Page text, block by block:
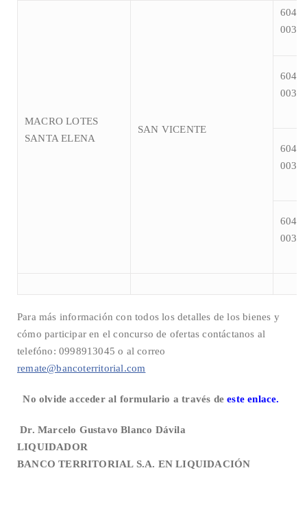
MACRO LOTES
SANTA ELENA
SAN VICENTE
003-
003-
003-
003-
Para más información con todos los detalles de los bienes y
cómo participar en el concurso de ofertas contáctanos al
telefóno: 0998913045 o al correo
remate@bancoterritorial.com
No olvide acceder al formulario a través de este enlace.
Dr. Marcelo Gustavo Blanco Dávila
LIQUIDADOR
BANCO TERRITORIAL S.A. EN LIQUIDACIÓN